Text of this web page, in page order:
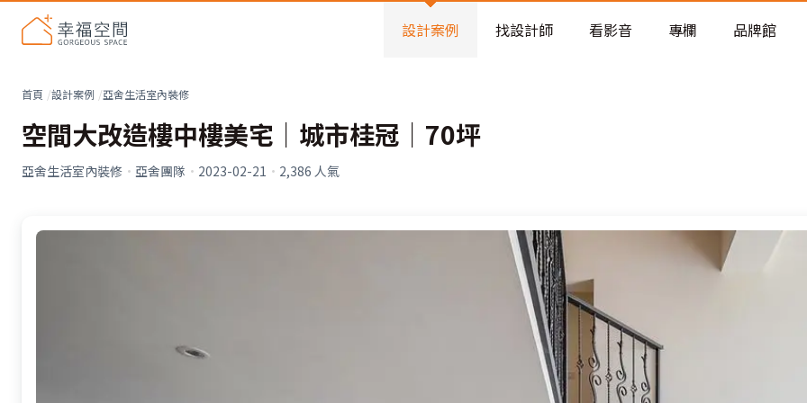
老屋預算分配與高 CP 值煥新術
設計案例 找設計師 看影音 專欄 品牌館
首頁 設計案例 亞舍生活室內裝修
空間大改造樓中樓美宅｜城市桂冠｜70坪
亞舍生活室內裝修 · 亞舍團隊 · 2023-02-21 · 2,386 人氣